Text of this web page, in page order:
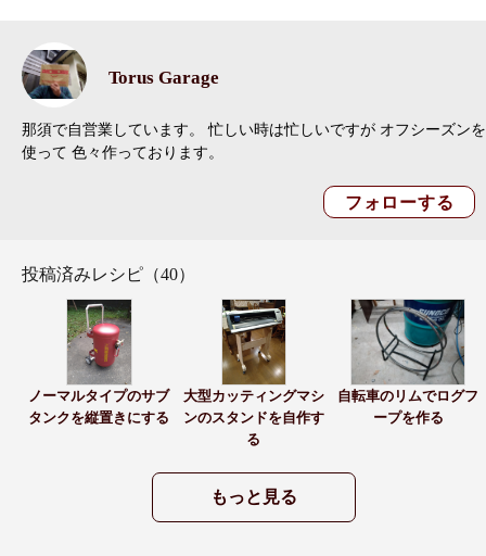
Torus Garage
那須で自営業しています。 忙しい時は忙しいですが オフシーズンを
使って 色々作っております。
投稿済みレシピ（40）
ノーマルタイプのサブ
タンクを縦置きにする
大型カッティングマシ
ンのスタンドを自作す
る
自転車のリムでログフ
ープを作る
もっと見る